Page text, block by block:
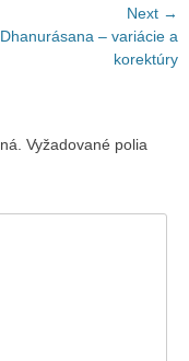
Next →
– variácie a
korektúry
Vyžadované polia